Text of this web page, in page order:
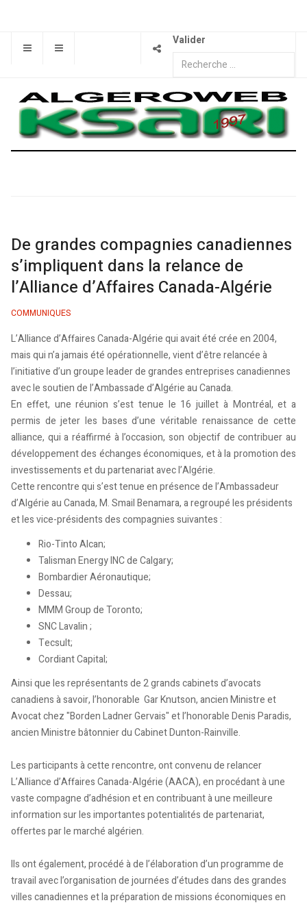
Valider
De grandes compagnies canadiennes
s’impliquent dans la relance de
l’Alliance d’Affaires Canada-Algérie
COMMUNIQUES
L’Alliance d’Affaires Canada-Algérie qui avait été crée en 2004,
mais qui n’a jamais été opérationnelle, vient d’être relancée à
l’initiative d’un groupe leader de grandes entreprises canadiennes
avec le soutien de l’Ambassade d’Algérie au Canada.
En effet, une réunion s’est tenue le 16 juillet à Montréal, et a
permis de jeter les bases d’une véritable renaissance de cette
alliance, qui a réaffirmé à l’occasion, son objectif de contribuer au
développement des échanges économiques, et à la promotion des
investissements et du partenariat avec l’Algérie.
Cette rencontre qui s’est tenue en présence de l’Ambassadeur
d’Algérie au Canada, M. Smail Benamara, a regroupé les présidents
et les vice-présidents des compagniessuivantes :
Rio-Tinto Alcan;
Talisman Energy INC de Calgary;
Bombardier Aéronautique;
Dessau;
MMM Group de Toronto;
SNC Lavalin ;
Tecsult;
Cordiant Capital;
Ainsi que les représentants de 2 grands cabinets d’avocats
canadiens à savoir, l’honorable Gar Knutson, ancien Ministre et
Avocat chez "Borden Ladner Gervais" et l’honorable Denis Paradis,
ancien Ministre bâtonnier du Cabinet Dunton-Rainville.
Les participants à cette rencontre, ont convenu de relancer
L’Alliance d’Affaires Canada-Algérie (AACA), en procédant à une
vaste compagne d’adhésion et en contribuant à une meilleure
information sur les importantes potentialités de partenariat,
offertes par le marché algérien.
Ils ont également, procédé à de l’élaboration d’un programme de
travail avec l’organisation de journées d’études dans des grandes
villes canadiennes et la préparation de missions économiques en